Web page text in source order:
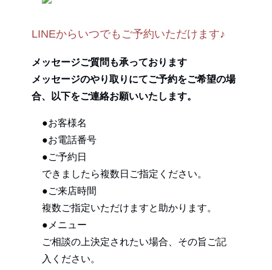
LINEからいつでもご予約いただけます♪
メッセージご質問も承っております
メッセージのやり取りにてご予約をご希望の場
合、以下をご連絡お願いいたします。
●お客様名
●お電話番号
●ご予約日
できましたら複数日ご指定ください。
●ご来店時間
複数ご指定いただけますと助かります。
●メニュー
ご相談の上決定されたい場合、その旨ご記
入ください。